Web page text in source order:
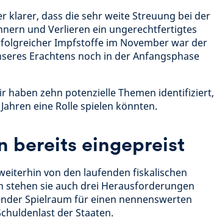
klarer, dass die sehr weite Streuung bei der
und Verlieren ein ungerechtfertigtes
Impfstoffe im November war der
Erachtens noch in der Anfangsphase
haben zehn potenzielle Themen identifiziert,
eine Rolle spielen könnten.
bereits eingepreist
von den laufenden fiskalischen
stehen sie auch drei Herausforderungen
Spielraum für einen nennenswerten
der Staaten.